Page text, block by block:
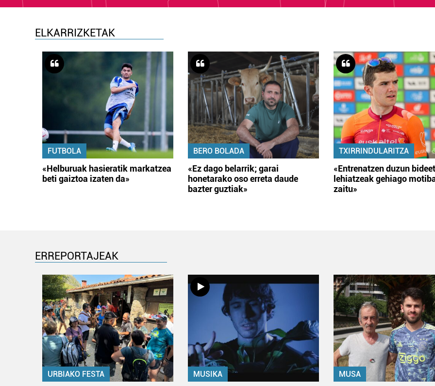
ELKARRIZKETAK
FUTBOLA
«Helburuak hasieratik markatzea
beti gaiztoa izaten da»
BERO BOLADA
«Ez dago belarrik; garai
honetarako oso erreta daude
bazter guztiak»
TXIRRINDULARITZA
«Entrenatzen duzun
lehiatzeak gehiago
zaitu»
ERREPORTAJEAK
URBIAKO FESTA MUSIKA MUSA